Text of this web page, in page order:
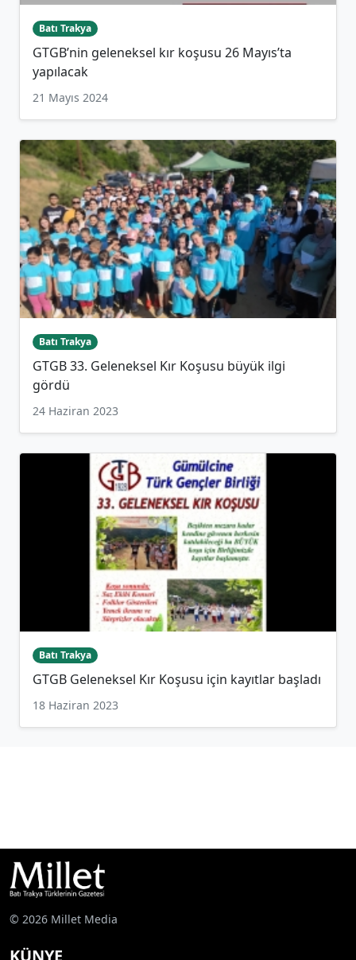
Batı Trakya
GTGB’nin geleneksel kır koşusu 26 Mayıs’ta
yapılacak
21 Mayıs 2024
Batı Trakya
GTGB 33. Geleneksel Kır Koşusu büyük ilgi
gördü
24 Haziran 2023
Batı Trakya
GTGB Geleneksel Kır Koşusu için kayıtlar başladı
18 Haziran 2023
© 2026 Millet Media